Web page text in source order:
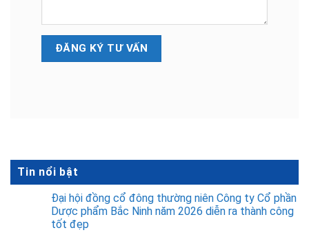
Tin nổi bật
Đại hội đồng cổ đông thường niên Công ty Cổ phần
Dược phẩm Bắc Ninh năm 2026 diễn ra thành công
tốt đẹp